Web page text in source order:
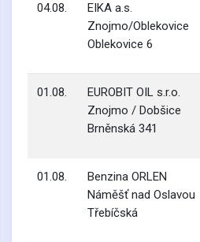
04.08.
EIKA a.s.
Znojmo/Oblekovice
Oblekovice 6
01.08.
EUROBIT OIL s.r.o.
Znojmo / Dobšice
Brněnská 341
01.08.
Benzina ORLEN
Náměšť nad Oslavou
Třebíčská